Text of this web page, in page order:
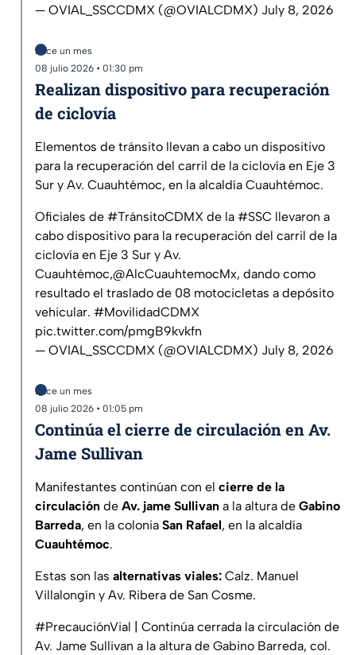
— OVIAL_SSCCDMX (@OVIALCDMX) July 8, 2026
Hace un mes
08 julio 2026 • 01:30 pm
Realizan dispositivo para recuperación
de ciclovía
Elementos de tránsito llevan a cabo un dispositivo
para la recuperación del carril de la ciclovía en Eje 3
Sur y Av. Cuauhtémoc, en la alcaldía Cuauhtémoc.
Oficiales de #TránsitoCDMX de la #SSC llevaron a
cabo dispositivo para la recuperación del carril de la
ciclovía en Eje 3 Sur y Av.
Cuauhtémoc,@AlcCuauhtemocMx, dando como
resultado el traslado de 08 motocicletas a depósito
vehicular. #MovilidadCDMX
pic.twitter.com/pmgB9kvkfn
— OVIAL_SSCCDMX (@OVIALCDMX) July 8, 2026
Hace un mes
08 julio 2026 • 01:05 pm
Continúa el cierre de circulación en Av.
Jame Sullivan
Manifestantes continúan con el cierre de la
circulación de Av. jame Sullivan a la altura de Gabino
Barreda, en la colonia San Rafael, en la alcaldía
Cuauhtémoc.
Estas son las alternativas viales: Calz. Manuel
Villalongín y Av. Ribera de San Cosme.
#PrecauciónVial | Continúa cerrada la circulación de
Av. Jame Sullivan a la altura de Gabino Barreda, col.